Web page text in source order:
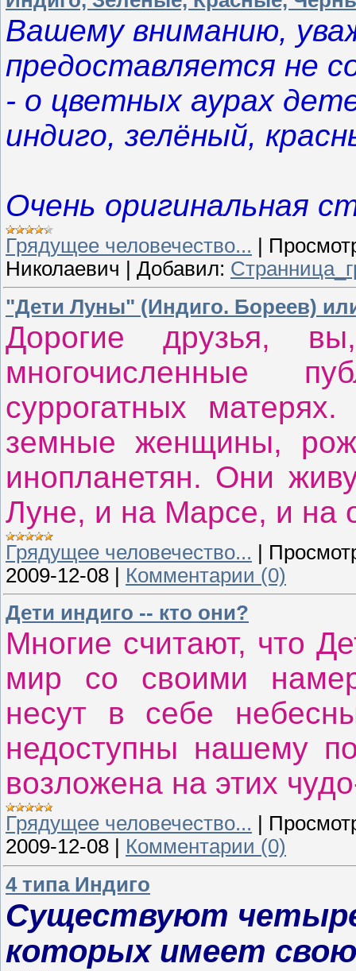
Вашему вниманию,
предоставляется не
- о цветных аурах
индиго, зелёный,
Очень оригинальная
Грядущее человечество...
Николаевич
Добавил:
"Дети Луны" (Индиго. Бореев)
Дорогие друзья,
многочисленные
суррогатных
земные женщины,
инопланетян. Они
Луне, и на Марсе, и на
Грядущее человечество... |
2009-12-08 | Комментарии (0)
Дети индиго -- кто они?
Многие считают, что
мир со своими
несут в себе
недоступны нашему
возложена на этих
Грядущее человечество...
2009-12-08
Комментарии (0)
4 типа Индиго
Существуют
которых имеет